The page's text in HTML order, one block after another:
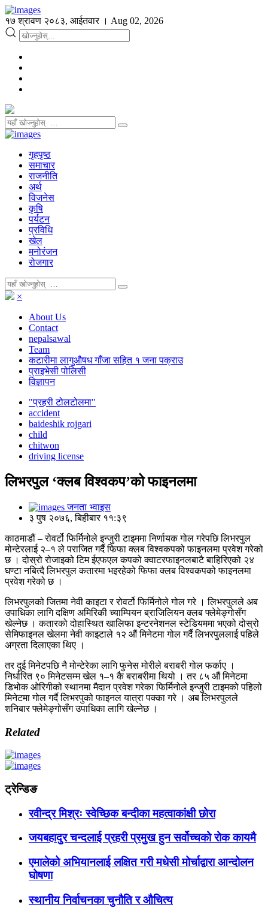
१७ श्रावण २०८३, आईतवार । Aug 02, 2026
गृहपृष्ठ
समाचार
राजनीति
अर्थ
विजनेस
कृषि
पर्यटन
प्रविधि
खेल
मनोरंजन
रोजगार
×
About Us
Contact
nepalsawal
Team
कटारीमा लागुऔषध गाँजा सहित १ जना पक्राउ
प्राइभेसी पोलिसी
विज्ञापन
"प्रहरी टोलटोलमा"
accident
baideshik rojgari
child
chitwon
driving license
लिभरपुल ‘क्लब विश्वकप’को फाइनलमा
जनता भ्वाइस
३ पुष २०७६, बिहीबार ११:३९
काठमाडौं – रोवर्टो फिर्मिनोले इन्जुरी टाइममा निर्णायक गोल गरेपछि लिभरपुल
मोन्टेरलाई २–१ ले पराजित गर्दै फिफा क्लब विश्वकपको फाइनलमा प्रवेश गरेको
छ । दोस्रो रोजाइको टिम ईएफएल कपको क्वाटरफाइनलबाटै बाहिरिएको २४
घण्टा नबित्दै लिभरपुल कतारमा भइरहेको फिफा क्लब विश्वकपको फाइनलमा
प्रवेश गरेको छ ।
लिभरपुलको जितमा नेवी काइटा र रोवर्टो फिर्मिनोले गोल गरे । लिभरपुलले अब
उपाधिका लागि दक्षिण अमिरिकी च्याम्पियन ब्राजिलियन क्लब फ्लेमेङ्गोसँग
खेल्नेछ । कतारको दोहास्थित खालिफा इन्टरनेशनल स्टेडियममा भएको दोस्रो
सेमिफाइनल खेलमा नेवी काइटाले १२ औं मिनेटमा गोल गर्दै लिभरपुललाई पहिले
अग्रता दिलाएका थिए ।
तर दुई मिनेटपछि नै मोन्टेरेका लागि फुनेस मोरीले बराबरी गोल फर्काए ।
निर्धारित ९० मिनेटसम्म खेल १–१ कै बराबरीमा थियो । तर ८५ औं मिनेटमा
डिभोक ओरिगीको स्थानमा मैदान प्रवेश गरेका फिर्मिनोले इन्जुरी टाइमको पहिलो
मिनेटमा गोल गर्दै लिभरपुको फाइनल यात्रा पक्का गरे । अब लिभरपुलले
शनिबार फ्लेमेङ्गोसँग उपाधिका लागि खेल्नेछ ।
Related
ट्रेन्डिङ
रवीन्द्र मिश्रः स्वेच्छिक बन्दीका महत्वाकांक्षी छोरा
जयबहादुर चन्दलाई प्रहरी प्रमुख हुन सर्वोच्चको रोक कायमै
एमालेको अभियानलाई लक्षित गरी मधेसी मोर्चाद्वारा आन्दोलन
घोषणा
स्थानीय निर्वाचनका चुनौति र औचित्य